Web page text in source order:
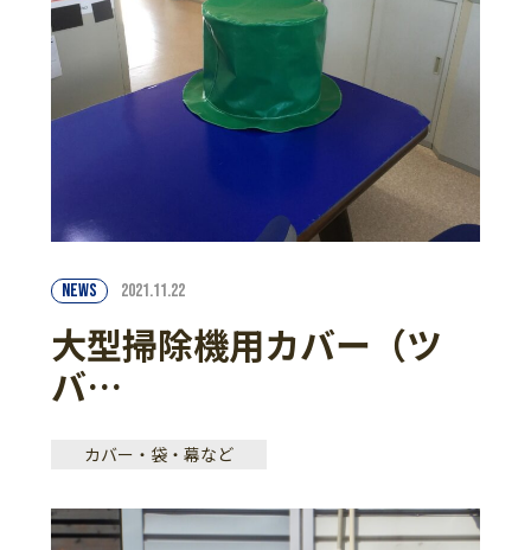
NEWS 2021.11.22
大型掃除機用カバー（ツ
バ…
カバー・袋・幕など